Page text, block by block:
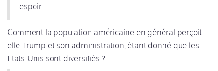
espoir.
Comment la population américaine en général perçoit-
elle Trump et son administration, étant donné que les
Etats-Unis sont diversifiés ?